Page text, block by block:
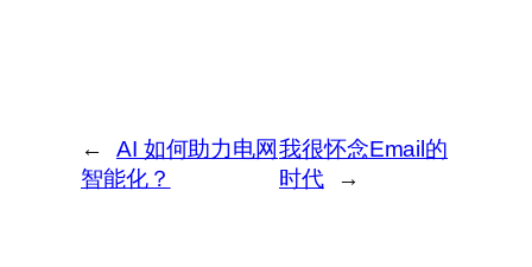
←
AI 如何助力电网
智能化？
我很怀念Email的
时代
→